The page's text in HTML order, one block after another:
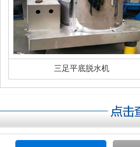
三足平底脱水机